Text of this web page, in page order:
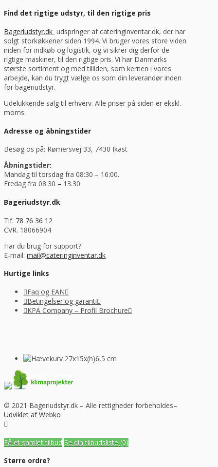
Find det rigtige udstyr, til den rigtige pris
Bageriudstyr.dk udspringer af cateringinventar.dk, der har
solgt storkøkkener siden 1994. Vi bruger vores store viden
inden for indkøb og logistik, og vi sikrer dig derfor de
rigtige maskiner, til den rigtige pris. Vi har Danmarks
største sortiment og med tilliden, som kernen i vores
arbejde, kan du trygt vælge os som din leverandør inden
for bageriudstyr.
Udelukkende salg til erhverv. Alle priser på siden er ekskl.
moms.
Adresse og åbningstider
Besøg os på: Rømersvej 33, 7430 Ikast
Åbningstider:
Mandag til torsdag fra 08:30 – 16:00.
Fredag fra 08.30 – 13.30.
Bageriudstyr.dk
Tlf. 78 76 36 12
CVR. 18066904
Har du brug for support?
E-mail: mail@cateringinventar.dk
Hurtige links
Faq og EAN
Betingelser og garanti
KPA Company – Profil Brochure
© 2021 Bageriudstyr.dk – Alle rettigheder forbeholdes–
Udviklet af Webko
Få et samlet tilbud Se din tilbudsliste (0)
Større ordre?